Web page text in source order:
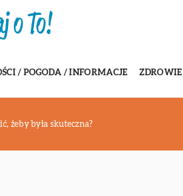
/ POGODA / INFORMACJE ZDROWIE
żeby była skuteczna?